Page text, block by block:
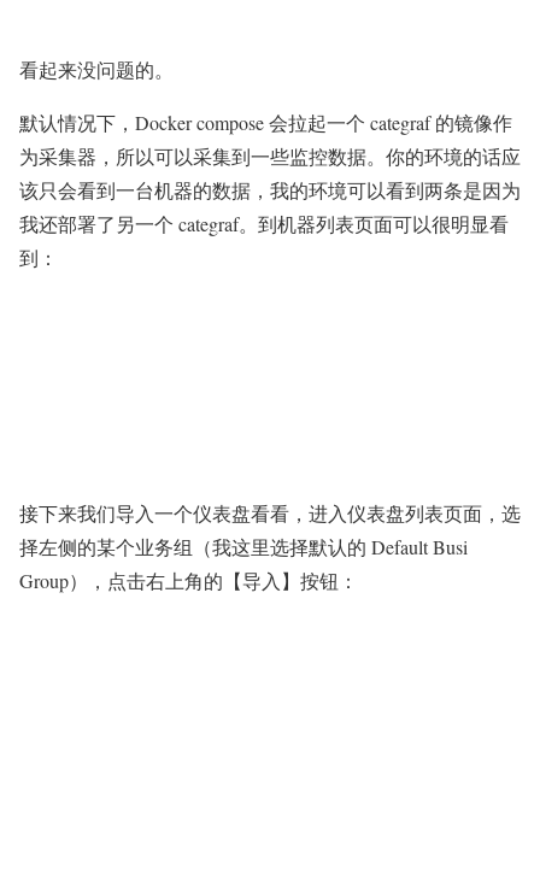
看起来没问题的。
默认情况下，Docker compose 会拉起一个 categraf 的镜像作
为采集器，所以可以采集到一些监控数据。你的环境的话应
该只会看到一台机器的数据，我的环境可以看到两条是因为
我还部署了另一个 categraf。到机器列表页面可以很明显看
到：
接下来我们导入一个仪表盘看看，进入仪表盘列表页面，选
择左侧的某个业务组（我这里选择默认的 Default Busi
Group），点击右上角的【导入】按钮：